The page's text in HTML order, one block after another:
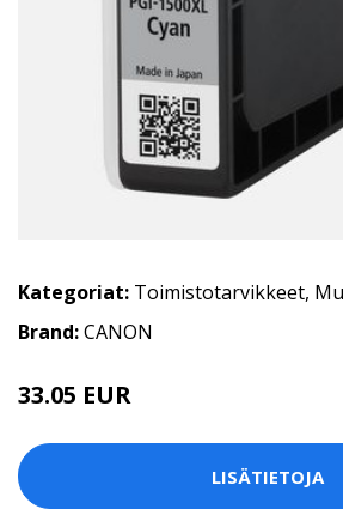
Kategoriat: Toimistotarvikkeet,
Brand:CANON
33.05 EUR
LISÄTIETOJA